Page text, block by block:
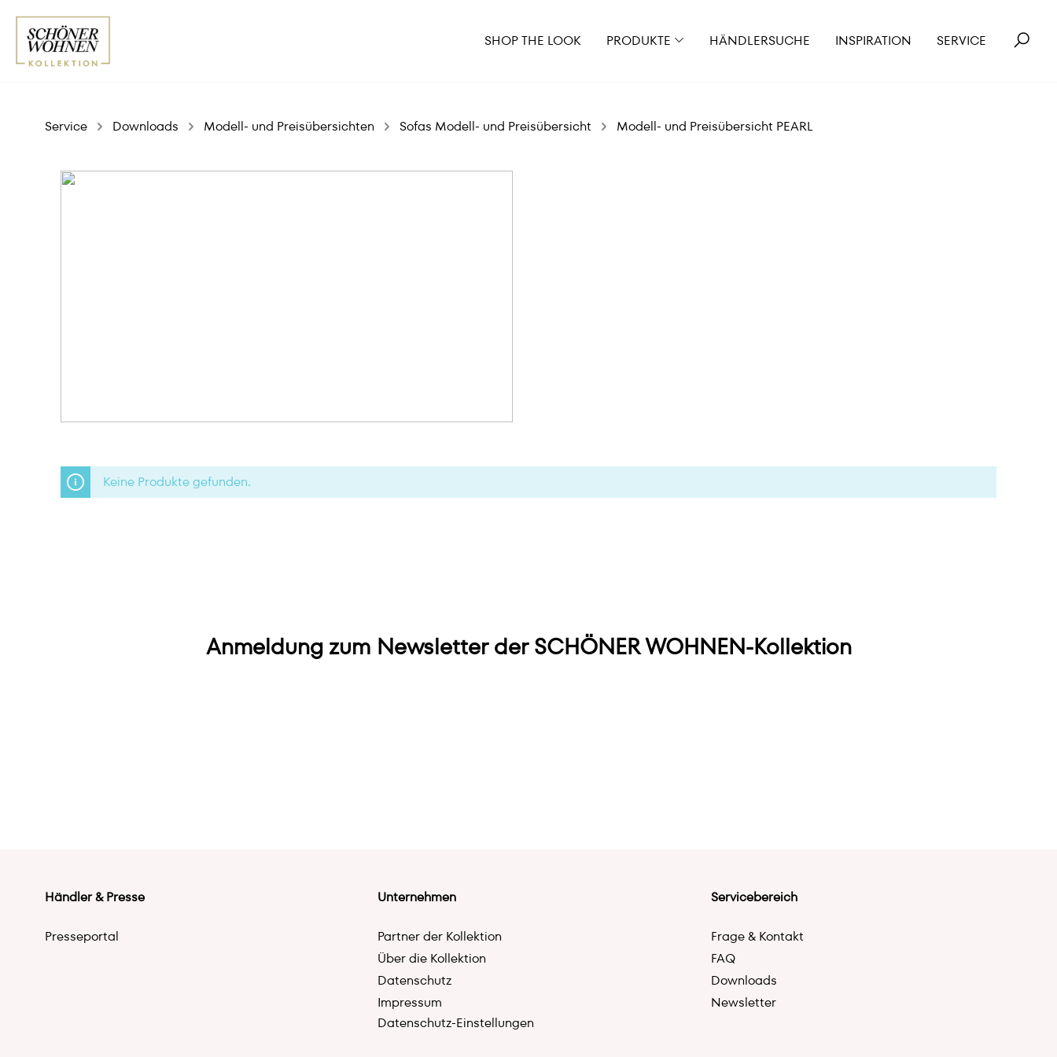
SHOP THE LOOK PRODUKTE HÄNDLERSUCHE INSPIRATION SERVICE
Service Downloads Modell- und Preisübersichten Sofas Modell- und Preisübersicht Modell- und Preisübersicht PEARL
Keine Produkte gefunden.
Anmeldung zum Newsletter der SCHÖNER WOHNEN-Kollektion
Händler & Presse
Presseportal
Unternehmen
Partner der Kollektion
Über die Kollektion
Datenschutz
Impressum
Datenschutz-Einstellungen
Servicebereich
Frage & Kontakt
FAQ
Downloads
Newsletter